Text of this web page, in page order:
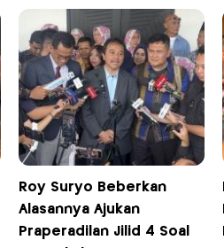
Roy Suryo Beberkan
Alasannya Ajukan
Praperadilan Jilid 4 Soal